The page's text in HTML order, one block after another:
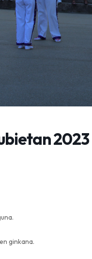
2023
ginkana.